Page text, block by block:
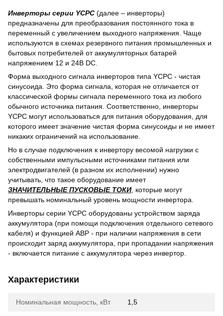
Инверторы серии YCPС(далее – инверторы)
предназначены для преобразования постоянного тока в
переменный с увеличением выходного напряжения. Чаще
используются в схемах резервного питания промышленных и
бытовых потребителей от аккумуляторных батарей
напряжением 12 и 24В DC.
Форма выходного сигнала инверторов типа YCPС - чистая
синусоида. Это форма сигнала, которая не отличается от
классической формы сигнала переменного тока из любого
обычного источника питания. Соответственно, инверторы
YCPC могут использоваться для питания оборудования, для
которого имеет значение чистая форма синусоиды и не имеет
никаких ограничений на использование.
Но в случае подключения к инвертору весомой нагрузки с
собственными импульсными источниками питания или
электродвигателей (в разном их исполнении) нужно
учитывать, что такое оборудование имеет
ЗНАЧИТЕЛЬНЫЕ ПУСКОВЫЕ ТОКИ, которые могут
превышать номинальный уровень мощности инвертора.
Инверторы серии YCPC оборудованы устройством заряда
аккумулятора (при помощи подключения отдельного сетевого
кабеля) и функцией АВР - при наличии напряжения в сети
происходит заряд аккумулятора, при пропадании напряжения
- включается питание с аккумулятора через инвертор.
Характеристики
Номинальная мощность, кВт 1,5